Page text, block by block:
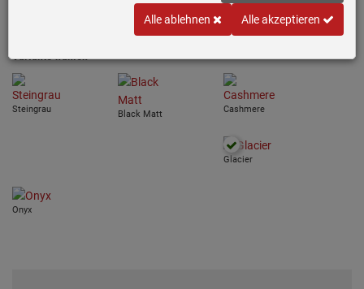
Variante wählen
Steingrau Black Matt Cashmere
Glacier
Onyx
Alle ablehnen Alle akzeptieren